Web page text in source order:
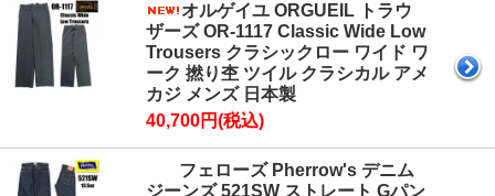
オルゲイユ ORGUEIL トラウ
ザーズ OR-1117 Classic Wide Low
Trousers クラシックロー ワイド ワ
ーク 撚り杢 ツイル クラシカル アメ
カジ メンズ 日本製
40,700円(税込)
フェローズ Pherrow's デニム
ジーンズ 521SW ストレート Gパン